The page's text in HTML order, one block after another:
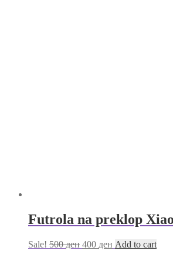
Futrola na preklop
Sale! 500ден 400 ден Add to cart